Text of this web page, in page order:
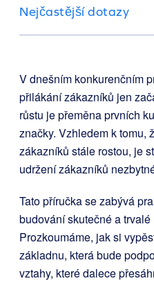
Nejčastější dotazy
V dnešním konkurenčním
přilákání zákazníků jen
růstu je přeměna prvních
značky. Vzhledem k tomu,
zákazníků stále rostou, je
udržení zákazníků
Tato příručka se zabývá
budování skutečné a
Prozkoumáme, jak si
základnu, která bude
vztahy, které dalece